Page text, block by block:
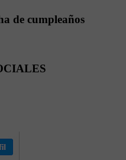
de cumpleaños